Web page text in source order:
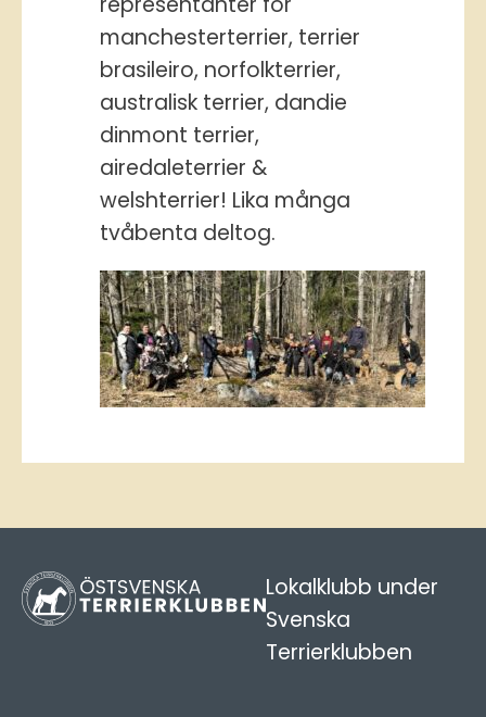
manchesterterrier, terrier
brasileiro, norfolkterrier,
australisk terrier, dandie
dinmont terrier,
airedaleterrier &
welshterrier! Lika många
tvåbenta deltog.
Lokalklubb under
Svenska
Terrierklubben